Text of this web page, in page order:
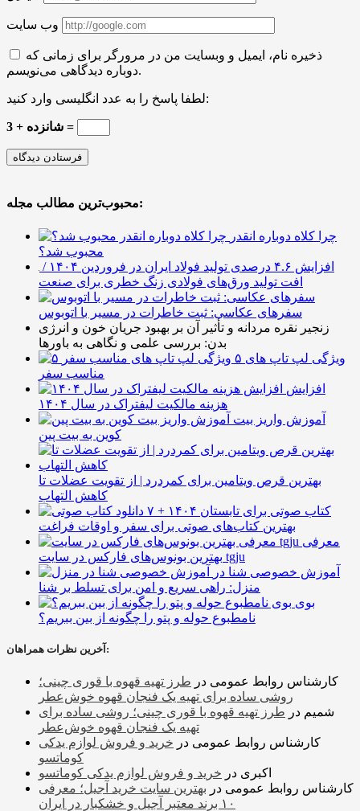
وب سایت
ذخیره نام، ایمیل و وبسایت من در مرورگر برای زمانی که
دوباره دیدگاهی می‌نویسم.
لطفا پاسخ را به عدد انگلیسی وارد کنید:
شانزده + 3 =
محبوب‌ترین مطالب مجله:
چرا کلاه دوباره انقدر
محبوب شد؟
افزایش ۴.۶ درصدی تولید فولاد ایران در فروردین ۱۴۰۴ /
افت تولید ورق‌های فولادی زنگ خطری برای صنعت
سفرهای عکاسی: ثبت خاطرات در مسیر با اتوبوس
زنجیر نقره مردانه و تأثیر آن بر بهبود جریان خون و انرژی
بدن: بررسی علمی و نگاهی به باورها
۵ ویژگی لپ تاپ های
مناسب سفر
افزایش
هزینه مالکیت لیفتراک در سال ۱۴۰۴
آموزش واریز بیت
کوین به بیت پین
بهترین قرص ویتامین برای کمردرد | از تقویت عضلات تا
کاهش التهاب
۷ کتاب صوتی برای تابستان ۱۴۰۴ +
بهترین کتاب‌های صوتی برای سفر و اوقات فراغت
معرفی
بهترین بونوس‌های فارکس در سایت tgju
آموزش خصوصی شنا در
منزل: راهی سریع و امن برای تسلط بر شنا
بوی
نامطبوع حوله و پتو را چگونه از بین ببریم؟
آخرین نظرات همراهان:
کارشناس روابط عمومی در طرز تهیه قهوه با قوری چینی؛
روشی ساده برای تهیه یک فنجان قهوه خوش‌عطر
شمیم در طرز تهیه قهوه با قوری چینی؛ روشی ساده برای
تهیه یک فنجان قهوه خوش‌عطر
کارشناس روابط عمومی در خرید و فروش لوازم یدکی
کوماتسو
اکبری در خرید و فروش لوازم یدکی کوماتسو
کارشناس روابط عمومی در بهترین سایت خرید آجیل؛ معرفی
۱۰ برند معتبر آجیل و خشکبار در ایران